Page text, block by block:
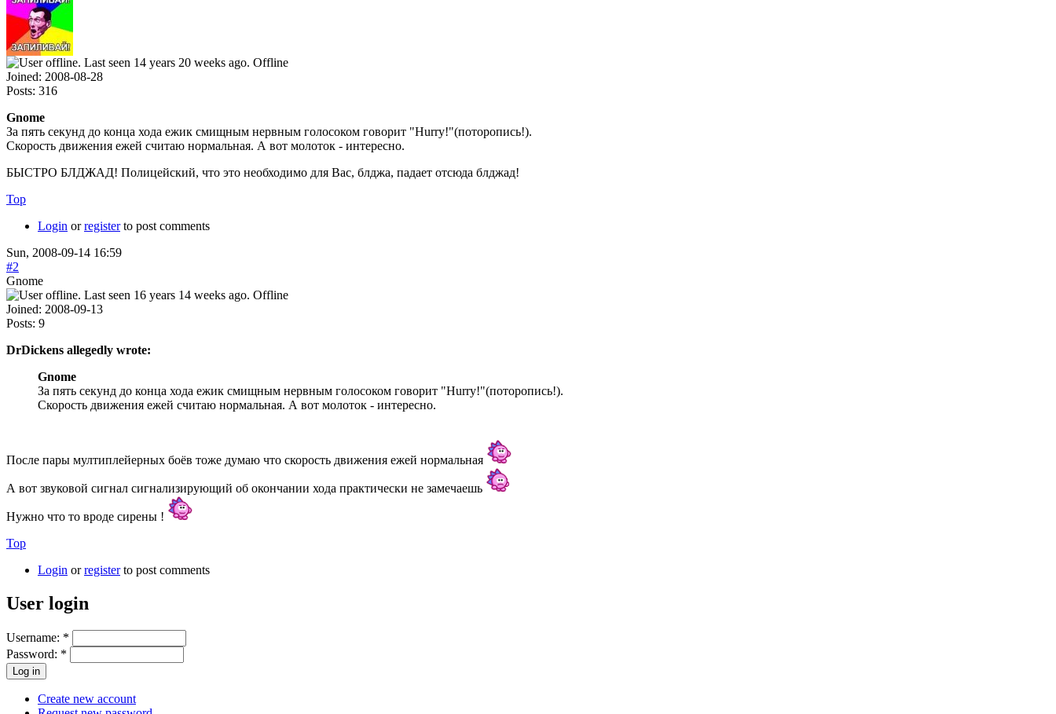
Offline
Joined: 2008-08-28
Posts: 316
Gnome
За пять секунд до конца хода ежик смищным нервным голосоком говорит "Hurry!"(поторопись!).
Скорость движения ежей считаю нормальная. А вот молоток - интересно.
БЫСТРО БЛДЖАД! Полицейский, что это необходимо для Вас, блджа, падает отсюда блджад!
Top
Login orregisterto post comments
Sun, 2008-09-14 16:59
#2
Gnome
Offline
Joined: 2008-09-13
Posts: 9
DrDickens allegedly wrote:
Gnome
За пять секунд до конца хода ежик смищным нервным голосоком говорит "Hurry!"(поторопись!).
Скорость движения ежей считаю нормальная. А вот молоток - интересно.
После пары мултиплейерных боёв тоже думаю что скорость движения ежей нормальная
А вот звуковой сигнал сигнализирующий об окончании хода практически не замечаешь
Нужно что то вроде сирены !
Top
Login orregisterto post comments
User login
Username: *
Password: *
Create new account